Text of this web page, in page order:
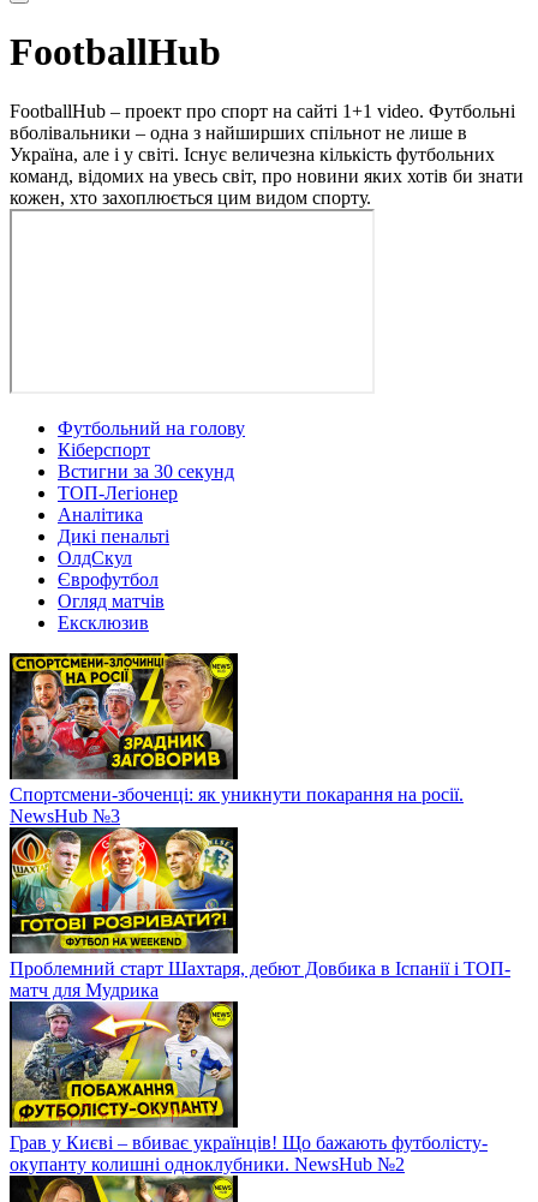
FootballHub
FootballHub – проект про спорт на сайті 1+1 video. Футбольні
вболівальники – одна з найширших спільнот не лише в
Україна, але і у світі. Існує величезна кількість футбольних
команд, відомих на увесь світ, про новини яких хотів би знати
кожен, хто захоплюється цим видом спорту.
Футбольний на голову
Кіберспорт
Встигни за 30 секунд
ТОП-Легіонер
Аналітика
Дикі пенальті
ОлдСкул
Єврофутбол
Огляд матчів
Ексклюзив
Спортсмени-збоченці: як уникнути покарання на росії.
NewsHub №3
Проблемний старт Шахтаря, дебют Довбика в Іспанії і ТОП-
матч для Мудрика
Грав у Києві – вбиває українців! Що бажають футболісту-
окупанту колишні одноклубники. NewsHub №2